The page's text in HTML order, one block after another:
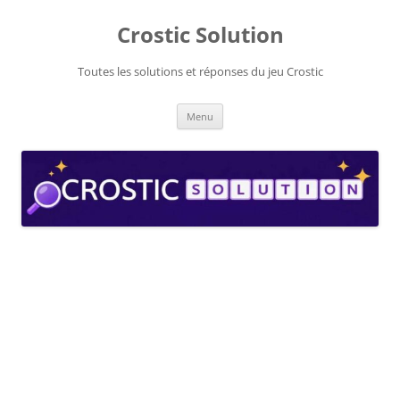
Crostic Solution
Toutes les solutions et réponses du jeu Crostic
Menu